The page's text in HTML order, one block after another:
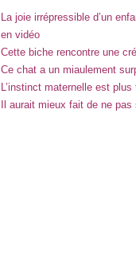
La joie irrépressible d’un
en vidéo
Cette biche rencontre une
Ce chat a un miaulement
L’instinct maternelle est
Il aurait mieux fait de ne